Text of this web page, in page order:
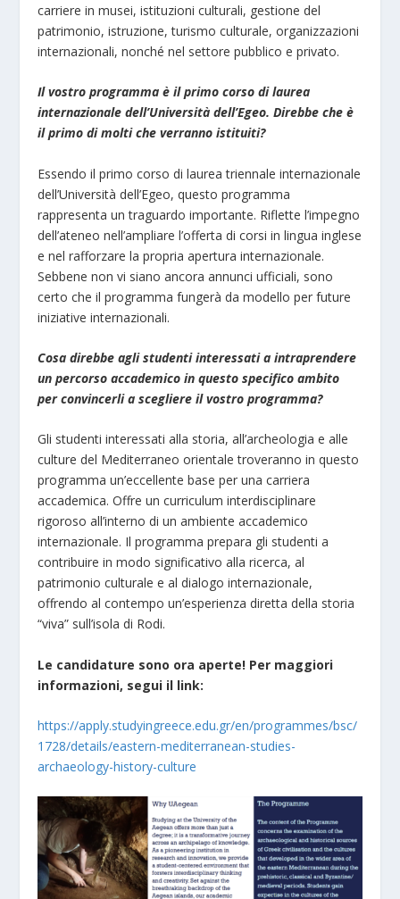
carriere in musei, istituzioni culturali, gestione del
patrimonio, istruzione, turismo culturale, organizzazioni
internazionali, nonché nel settore pubblico e privato.
Il vostro programma è il primo corso di laurea
internazionale dell’Università dell’Egeo. Direbbe che è
il primo di molti che verranno istituiti?
Essendo il primo corso di laurea triennale internazionale
dell’Università dell’Egeo, questo programma
rappresenta un traguardo importante. Riflette l’impegno
dell’ateneo nell’ampliare l’offerta di corsi in lingua inglese
e nel rafforzare la propria apertura internazionale.
Sebbene non vi siano ancora annunci ufficiali, sono
certo che il programma fungerà da modello per future
iniziative internazionali.
Cosa direbbe agli studenti interessati a intraprendere
un percorso accademico in questo specifico ambito
per convincerli a scegliere il vostro programma?
Gli studenti interessati alla storia, all’archeologia e alle
culture del Mediterraneo orientale troveranno in questo
programma un’eccellente base per una carriera
accademica. Offre un curriculum interdisciplinare
rigoroso all’interno di un ambiente accademico
internazionale. Il programma prepara gli studenti a
contribuire in modo significativo alla ricerca, al
patrimonio culturale e al dialogo internazionale,
offrendo al contempo un’esperienza diretta della storia
“viva” sull’isola di Rodi.
Le candidature sono ora aperte! Per maggiori
informazioni, segui il link:
https://apply.studyingreece.edu.gr/en/programmes/bsc/
1728/details/eastern-mediterranean-studies-
archaeology-history-culture